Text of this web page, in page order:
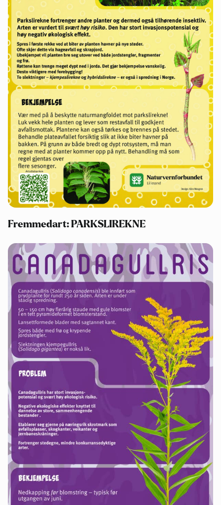
Fremmedart: PARKSLIREKNE